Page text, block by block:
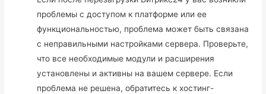
проблемы с доступом к платформе или ее
функциональностью, проблема может быть связана
с неправильными настройками сервера. Проверьте,
что все необходимые модули и расширения
установлены и активны на вашем сервере. Если
проблема не решена, обратитесь к хостинг-